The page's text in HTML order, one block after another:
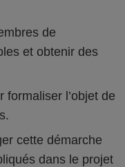
de
et obtenir des
formaliser l’objet de
cette démarche
dans le projet